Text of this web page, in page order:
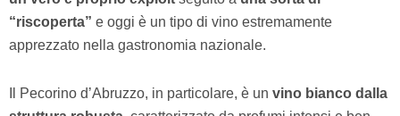
“riscoperta” e oggi è un tipo di vino estremamente
apprezzato nella gastronomia nazionale.
Il Pecorino d’Abruzzo, in particolare, è un vino bianco dalla